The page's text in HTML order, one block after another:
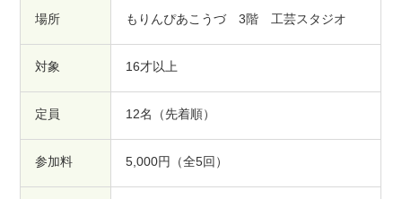
場所 もりんぴあこうづ 3階 工芸スタジオ
対象 16才以上
定員 12名（先着順）
参加料 5,000円（全5回）